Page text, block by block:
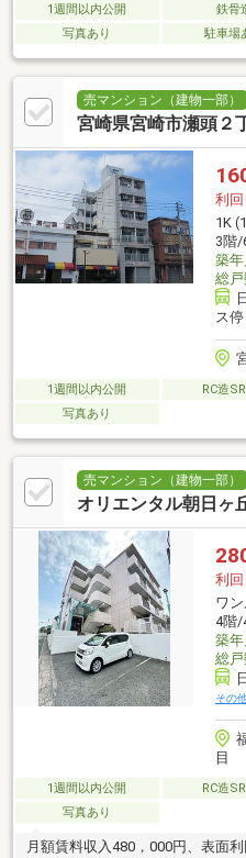
1週間以内公開 鉄骨
写真あり
駐車場
売マンション（建物一部）
宮崎県宮崎市瀬頭２
利回
1K
3階/
築年
総
ス
1週間以内公開 RC造
写真あり
売マンション（建物一部）
オリエンタル朝日ヶ
利回
ワ
4階/
築年
総
その
目
1週間以内公開 RC造
写真あり
月額賃料収入480，000円、表面